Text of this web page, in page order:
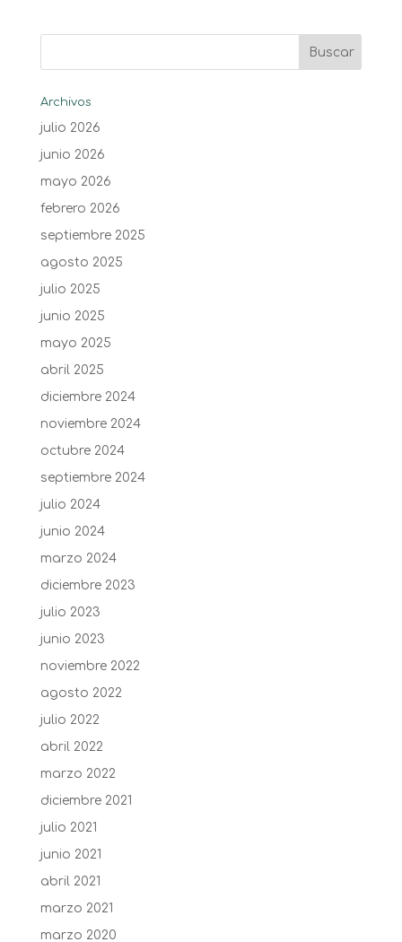
Archivos
julio 2026
junio 2026
mayo 2026
febrero 2026
septiembre 2025
agosto 2025
julio 2025
junio 2025
mayo 2025
abril 2025
diciembre 2024
noviembre 2024
octubre 2024
septiembre 2024
julio 2024
junio 2024
marzo 2024
diciembre 2023
julio 2023
junio 2023
noviembre 2022
agosto 2022
julio 2022
abril 2022
marzo 2022
diciembre 2021
julio 2021
junio 2021
abril 2021
marzo 2021
marzo 2020